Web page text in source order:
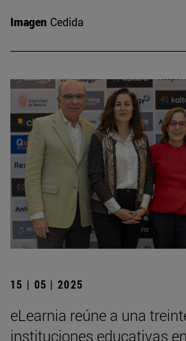
Imagen Cedida
15 | 05 | 2025
eLearnia reúne a una
instituciones educativas